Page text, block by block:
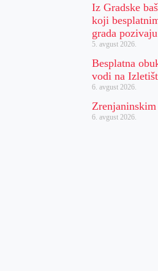
Iz Gradske
koji
grada
5. avgust 2026.
Besplatna
vodi na
6. avgust 2026.
6. avgust 2026.